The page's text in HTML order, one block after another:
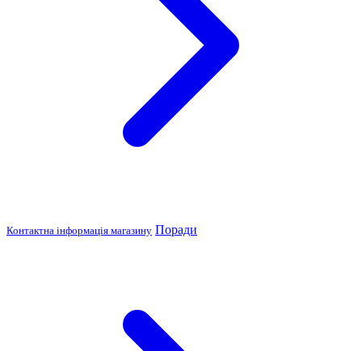
Контактна інформація магазину Поради